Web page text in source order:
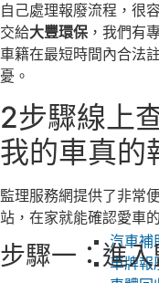
汽車補
車牌報
自己處理報廢流程，很
交給大豐環保 ，我們有
車籍在最短時間內合法
憂。
2步驟線上
我的車真的
監理服務網提供了非常
站，在家就能確認愛車
步驟一：進